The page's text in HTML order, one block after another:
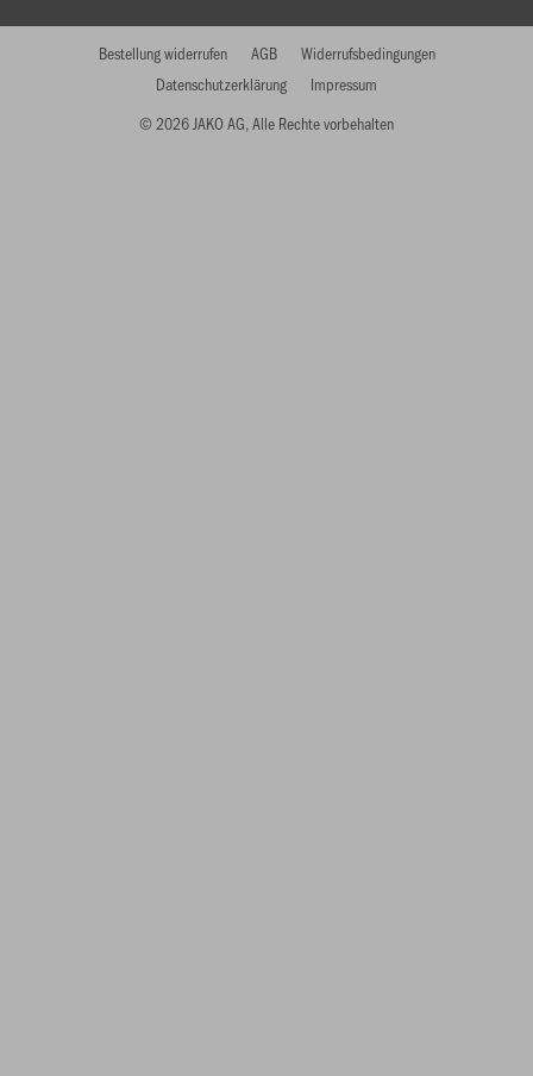
© 2026 JAKO AG, Alle Rechte vorbehalten
Bestellung widerrufen AGB
Widerrufsbedingungen
Datenschutzerklärung
Impressum